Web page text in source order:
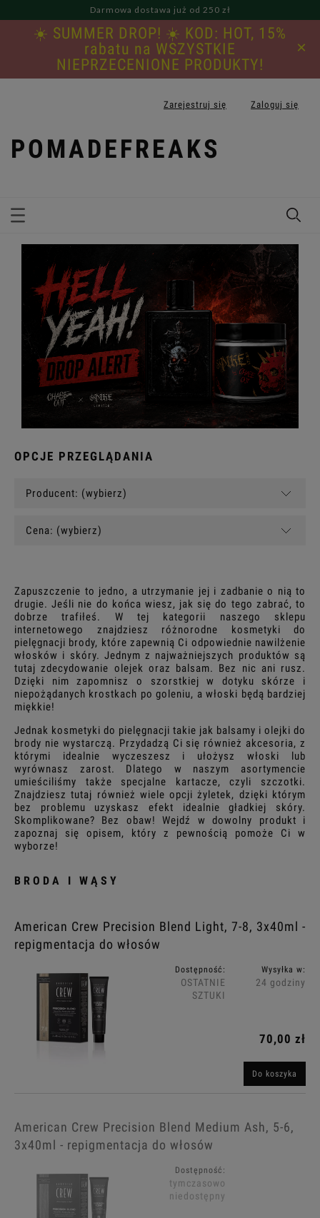
Darmowa dostawa już od 250 zł
☀️ SUMMER DROP! ☀️ KOD: HOT, 15%
rabatu na WSZYSTKIE
NIEPRZECENIONE PRODUKTY!
×
Zarejestruj się Zaloguj się
POMADEFREAKS
OPCJE PRZEGLĄDANIA
Producent: (wybierz)
Cena: (wybierz)
Zapuszczenie to jedno, a utrzymanie jej i zadbanie o nią to
drugie. Jeśli nie do końca wiesz, jak się do tego zabrać, to
dobrze trafiłeś. W tej kategorii naszego sklepu
internetowego znajdziesz różnorodne kosmetyki do
pielęgnacji brody, które zapewnią Ci odpowiednie nawilżenie
włosków i skóry. Jednym z najważniejszych produktów są
tutaj zdecydowanie olejek oraz balsam. Bez nic ani rusz.
Dzięki nim zapomnisz o szorstkiej w dotyku skórze i
niepożądanych krostkach po goleniu, a włoski będą bardziej
miękkie!
Jednak kosmetyki do pielęgnacji takie jak balsamy i olejki do
brody nie wystarczą. Przydadzą Ci się również akcesoria, z
którymi idealnie wyczeszesz i ułożysz włoski lub
wyrównasz zarost. Dlatego w naszym asortymencie
umieściliśmy także specjalne kartacze, czyli szczotki.
Znajdziesz tutaj również wiele opcji żyletek, dzięki którym
bez problemu uzyskasz efekt idealnie gładkiej skóry.
Skomplikowane? Bez obaw! Wejdź w dowolny produkt i
zapoznaj się opisem, który z pewnością pomoże Ci w
wyborze!
BRODA I WĄSY
American Crew Precision Blend Light, 7-8, 3x40ml -
repigmentacja do włosów
Dostępność:
OSTATNIE
SZTUKI
Wysyłka w:
24 godziny
70,00 zł
Do koszyka
American Crew Precision Blend Medium Ash, 5-6,
3x40ml - repigmentacja do włosów
Dostępność:
tymczasowo
niedostępny